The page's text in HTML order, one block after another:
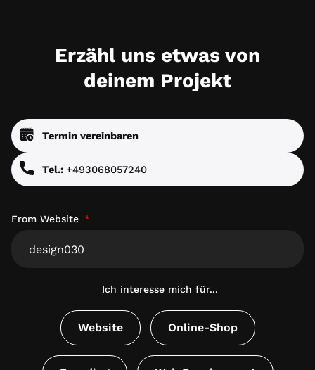
Erzähl uns etwas von
deinem Projekt
Termin vereinbaren
Tel.: +493068057240
From Website
Ich interesse mich für...
Website Online-Shop